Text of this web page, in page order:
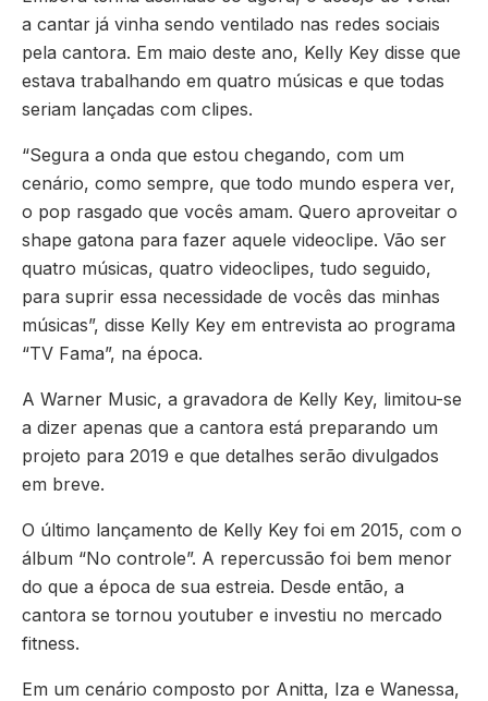
a cantar já vinha sendo ventilado nas redes sociais
pela cantora. Em maio deste ano, Kelly Key disse que
estava trabalhando em quatro músicas e que todas
seriam lançadas com clipes.
“Segura a onda que estou chegando, com um
cenário, como sempre, que todo mundo espera ver,
o pop rasgado que vocês amam. Quero aproveitar o
shape gatona para fazer aquele videoclipe. Vão ser
quatro músicas, quatro videoclipes, tudo seguido,
para suprir essa necessidade de vocês das minhas
músicas”, disse Kelly Key em entrevista ao programa
“TV Fama”, na época.
A Warner Music, a gravadora de Kelly Key, limitou-se
a dizer apenas que a cantora está preparando um
projeto para 2019 e que detalhes serão divulgados
em breve.
O último lançamento de Kelly Key foi em 2015, com o
álbum “No controle”. A repercussão foi bem menor
do que a época de sua estreia. Desde então, a
cantora se tornou youtuber e investiu no mercado
fitness.
Em um cenário composto por Anitta, Iza e Wanessa,